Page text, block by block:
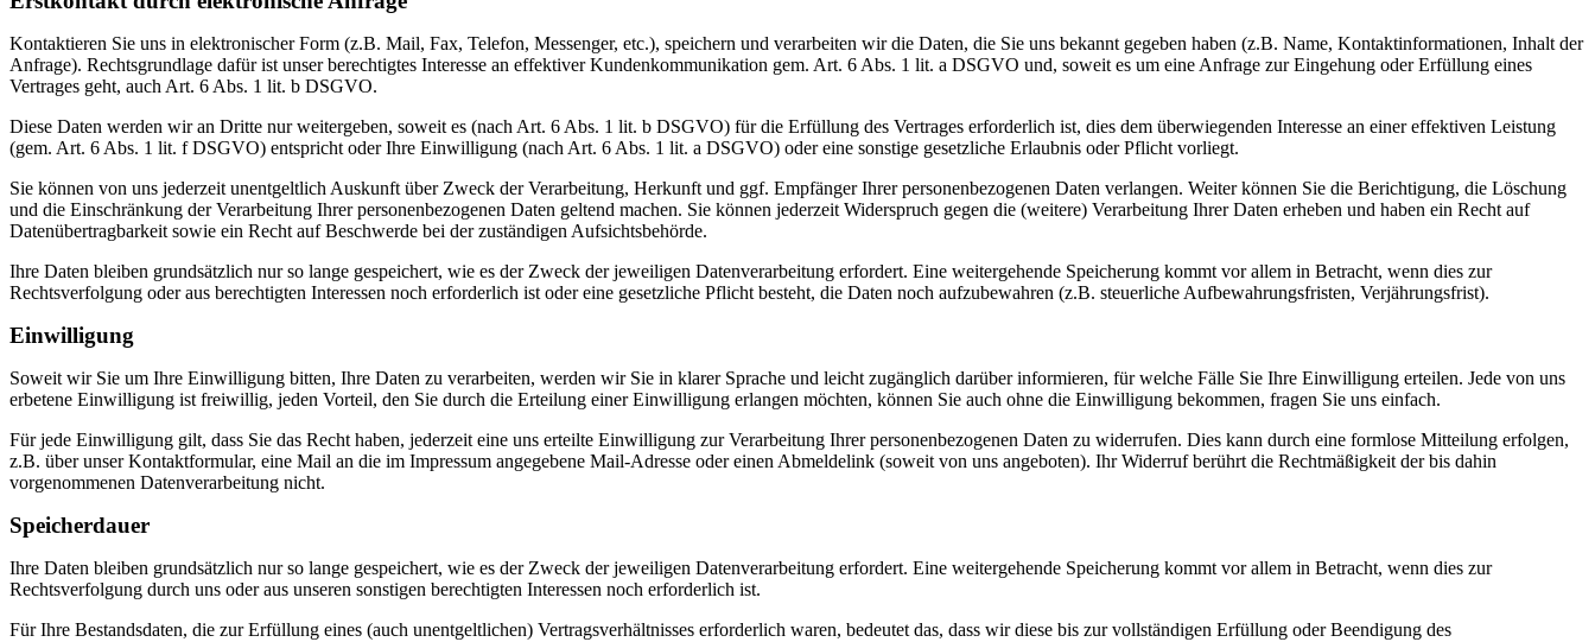
Kontaktieren Sie uns in elektronischer Form (z.B. Mail, Fax, Telefon, Messenger, etc.), speichern und verarbeiten wir die Daten, die Sie uns bekannt gegeben haben (z.B. Name, Kontaktinformationen, Inhalt der
Anfrage). Rechtsgrundlage dafür ist unser berechtigtes Interesse an effektiver Kundenkommunikation gem. Art. 6 Abs. 1 lit. a DSGVO und, soweit es um eine Anfrage zur Eingehung oder Erfüllung eines
Vertrages geht, auch Art. 6 Abs. 1 lit. b DSGVO.
Diese Daten werden wir an Dritte nur weitergeben, soweit es (nach Art. 6 Abs. 1 lit. b DSGVO) für die Erfüllung des Vertrages erforderlich ist, dies dem überwiegenden Interesse an einer effektiven Leistung
(gem. Art. 6 Abs. 1 lit. f DSGVO) entspricht oder Ihre Einwilligung (nach Art. 6 Abs. 1 lit. a DSGVO) oder eine sonstige gesetzliche Erlaubnis oder Pflicht vorliegt.
Sie können von uns jederzeit unentgeltlich Auskunft über Zweck der Verarbeitung, Herkunft und ggf. Empfänger Ihrer personenbezogenen Daten verlangen. Weiter können Sie die Berichtigung, die Löschung
und die Einschränkung der Verarbeitung Ihrer personenbezogenen Daten geltend machen. Sie können jederzeit Widerspruch gegen die (weitere) Verarbeitung Ihrer Daten erheben und haben ein Recht auf
Datenübertragbarkeit sowie ein Recht auf Beschwerde bei der zuständigen Aufsichtsbehörde.
Ihre Daten bleiben grundsätzlich nur so lange gespeichert, wie es der Zweck der jeweiligen Datenverarbeitung erfordert. Eine weitergehende Speicherung kommt vor allem in Betracht, wenn dies zur
Rechtsverfolgung oder aus berechtigten Interessen noch erforderlich ist oder eine gesetzliche Pflicht besteht, die Daten noch aufzubewahren (z.B. steuerliche Aufbewahrungsfristen, Verjährungsfrist).
Einwilligung
Soweit wir Sie um Ihre Einwilligung bitten, Ihre Daten zu verarbeiten, werden wir Sie in klarer Sprache und leicht zugänglich darüber informieren, für welche Fälle Sie Ihre Einwilligung erteilen. Jede von uns
erbetene Einwilligung ist freiwillig, jeden Vorteil, den Sie durch die Erteilung einer Einwilligung erlangen möchten, können Sie auch ohne die Einwilligung bekommen, fragen Sie uns einfach.
Für jede Einwilligung gilt, dass Sie das Recht haben, jederzeit eine uns erteilte Einwilligung zur Verarbeitung Ihrer personenbezogenen Daten zu widerrufen. Dies kann durch eine formlose Mitteilung erfolgen,
z.B. über unser Kontaktformular, eine Mail an die im Impressum angegebene Mail-Adresse oder einen Abmeldelink (soweit von uns angeboten). Ihr Widerruf berührt die Rechtmäßigkeit der bis dahin
vorgenommenen Datenverarbeitung nicht.
Speicherdauer
Ihre Daten bleiben grundsätzlich nur so lange gespeichert, wie es der Zweck der jeweiligen Datenverarbeitung erfordert. Eine weitergehende Speicherung kommt vor allem in Betracht, wenn dies zur
Rechtsverfolgung durch uns oder aus unseren sonstigen berechtigten Interessen noch erforderlich ist.
Für Ihre Bestandsdaten, die zur Erfüllung eines (auch unentgeltlichen) Vertragsverhältnisses erforderlich waren, bedeutet das, dass wir diese bis zur vollständigen Erfüllung oder Beendigung des